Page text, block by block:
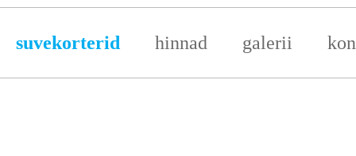
suvekorterid hinnad galerii